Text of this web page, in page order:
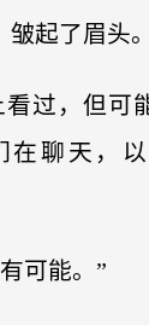
起了眉头。
看过，但可
在聊天，
可能。”